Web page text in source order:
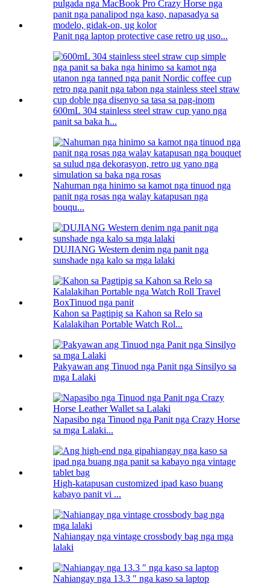
Panit nga laptop protective case retro ug uso...
600mL 304 stainless steel straw cup yano nga
panit sa baka h...
Nahuman nga hinimo sa kamot nga tinuod nga
panit nga rosas nga walay katapusan nga
bouqu...
DUJIANG Western denim nga panit nga
sunshade nga kalo sa mga lalaki
Kahon sa Pagtipig sa Kahon sa Relo sa
Kalalakihan Portable Watch Rol...
Pakyawan ang Tinuod nga Panit nga Sinsilyo sa
mga Lalaki
Napasibo nga Tinuod nga Panit nga Crazy Horse
sa mga Lalaki...
High-katapusan customized ipad kaso buang
kabayo panit vi ...
Nahiangay nga vintage crossbody bag nga mga
lalaki
Nahiangay nga 13.3 ″ nga kaso sa laptop